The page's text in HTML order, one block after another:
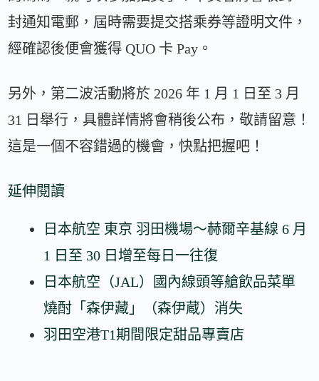
封通知電郵，屆時需要提交搭乘券等證明文件，
經確認後便會獲得 QUO 卡 Pay。
另外，第二波活動將於 2026 年 1 月 1 日至 3 月
31 日舉行，具體詳情將會稍後公布，敬請留意！
這是一個不容錯過的機會，快點把握吧！
延伸閱讀
日本航空 東京 羽田機場～赫爾辛基線 6 月
1 日至 30 日增至每日一往復
日本航空（JAL）國內線頭等艙飲品菜單
燒酎「森伊藏」（森伊蔵）消失
羽田空港T1期間限定甜品專賣店